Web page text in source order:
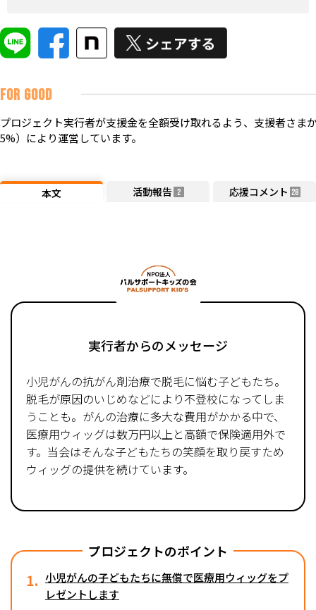
FOR GOOD
プロジェクト実行者が支援金を全額受け取れるよう、支援者さま
5%）により運営しています。
本文 活動報告 2 応援コメント 28
実行者からのメッセージ
小児がんの抗がん剤治療で脱毛に悩む子どもたち。
脱毛が原因のいじめなどにより不登校になってしま
うことも。がんの治療に多大な費用がかかる中で、
医療用ウィッグは数万円以上と高額で保険適用外で
す。当会はそんな子どもたちの笑顔を取り戻すため
ウィッグの提供を続けています。
プロジェクトのポイント
1. 小児がんの子どもたちに無償で医療用ウィッグをプ
レゼントします